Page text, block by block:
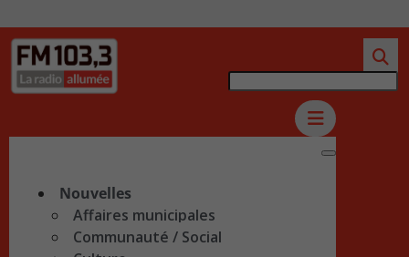
Nouvelles
Affaires municipales
Communauté / Social